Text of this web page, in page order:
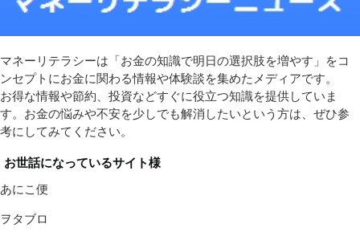
マネーリテラシーは「お金の知識で明日の選択肢を増やす」をコ
ンセプトにお金に関わる情報や体験談を集めたメディアです。
お得な情報や節約、投資などすぐに役立つ知識を提供していま
す。お金の悩みや不安を少しでも解消したいという方は、ぜひ参
考にしてみてください。
お世話になっているサイト様
あにこ便
ヲタブロ